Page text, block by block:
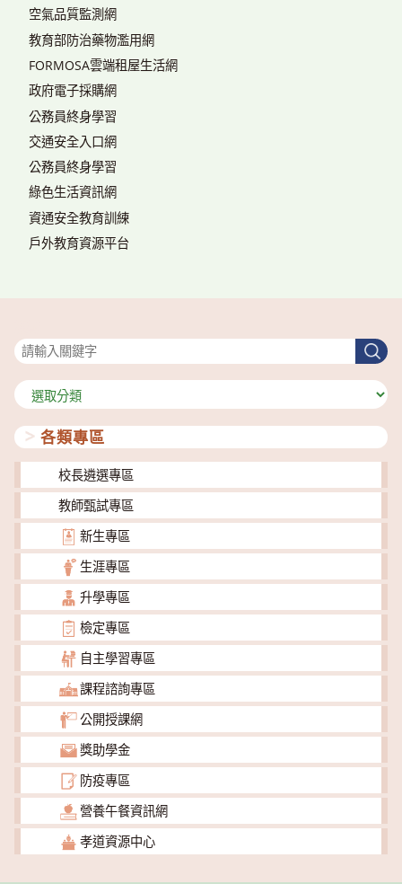
空氣品質監測網
教育部防治藥物濫用網
FORMOSA雲端租屋生活網
政府電子採購網
公務員終身學習
交通安全入口網
公務員終身學習
綠色生活資訊網
資通安全教育訓練
戶外教育資源平台
搜
尋
分
類
各類專區
校長遴選專區
教師甄試專區
新生專區
生涯專區
升學專區
檢定專區
自主學習專區
課程諮詢專區
公開授課網
獎助學金
防疫專區
營養午餐資訊網
孝道資源中心